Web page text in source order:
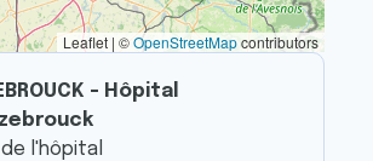
Leaflet | ©OpenStreetMapcontributors
- Hôpital
de l'hôpital